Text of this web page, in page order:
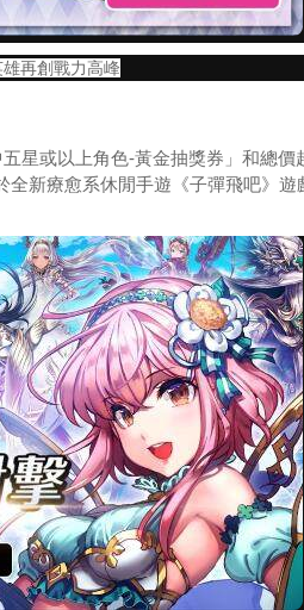
雄再創戰力高峰
或以上角色-黃金抽獎券」和總價
新療愈系休閒手遊《子彈飛吧》遊